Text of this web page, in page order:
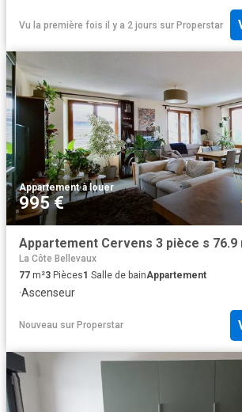
Vu la première fois il y a 2 jours sur Properstar
Appartement·à louer
995 €
Appartement Cervens 3 pièce s 76.9
La Côte Bellevaux
77 m²3 Pièces1 Salle de bainAppartement
·Ascenseur
Nouveau sur Properstar